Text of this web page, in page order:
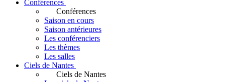
Conférences
Conférences
Saison en cours
Saison antérieures
Les conférenciers
Les thèmes
Les salles
Ciels de Nantes
Ciels de Nantes